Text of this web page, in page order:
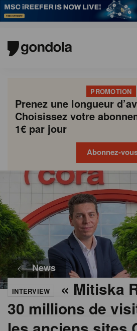
PROMOTION
Prenez une longueur
Choisissez votre
1€ par jour
Abonnez-
News
INTERVIEW
« Mitiska
30 millions de
Gondola
academy
Gondola